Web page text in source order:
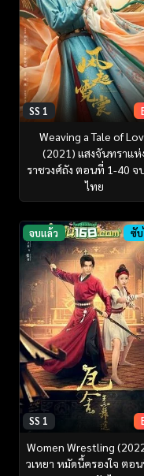
SS 1
Weaving a Tale of
(2021) แสงจันทราแห่
ราชวงศ์ถัง ตอนที่ 1-40 จ
ไทย
จบแล้ว ซั
SS 1
Women Wrestling
วเหยา หมัดนี้ครองใจ ตอ